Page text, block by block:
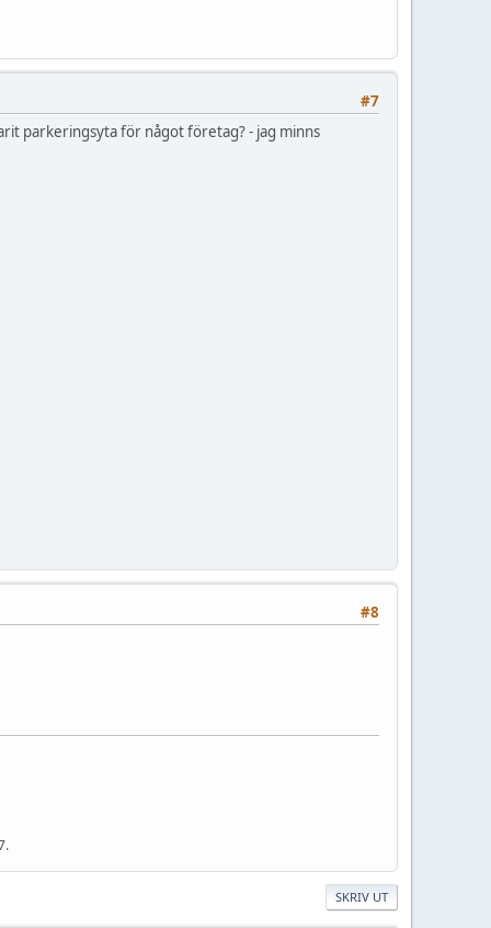
#7
parkeringsyta för något företag? - jag minns
#8
SKRIV UT